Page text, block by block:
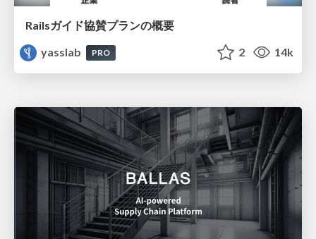
Railsガイド協賛プランの概要
yasslab
PRO 2 14k